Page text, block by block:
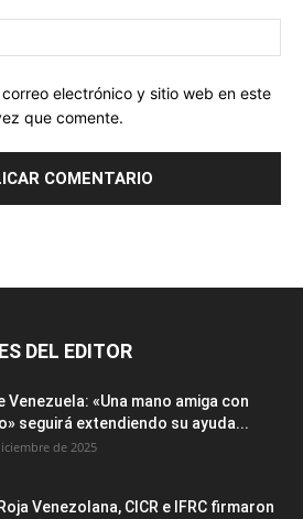
electrónico y sitio web en este
que comente.
DEL EDITOR
Venezuela: «Una mano amiga con
seguirá extendiendo su ayuda...
de 2025
Venezolana, CICR e IFRC firmaron